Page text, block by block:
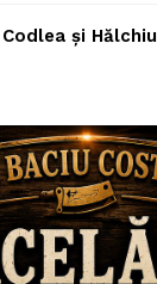
și Hălchiu